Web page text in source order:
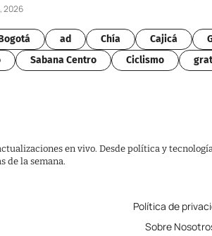
2026
ad Chía Cajicá
Sabana Centro Ciclismo
en vivo. Desde política y
de la semana.
Política de
Sobre